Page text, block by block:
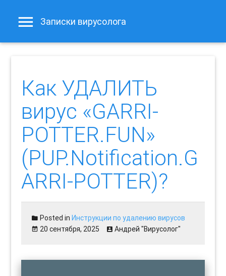
Записки вирусолога
Как УДАЛИТЬ
вирус «GARRI-
POTTER.FUN»
(PUP.Notification.G
ARRI-POTTER)?
Posted inИнструкции по удалению вирусов
20 сентября, 2025
Андрей "Вирусолог"